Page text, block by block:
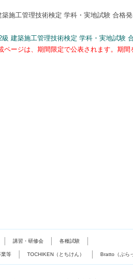
施工管理技術検定 学科・実地試験 合格
建築施工管理技術検定 学科・実地試験
ページは、期間限定で公表されます。期間
講習・研修会 各種試験
業等 TOCHIKEN（とちけん） Bratto（ぶら